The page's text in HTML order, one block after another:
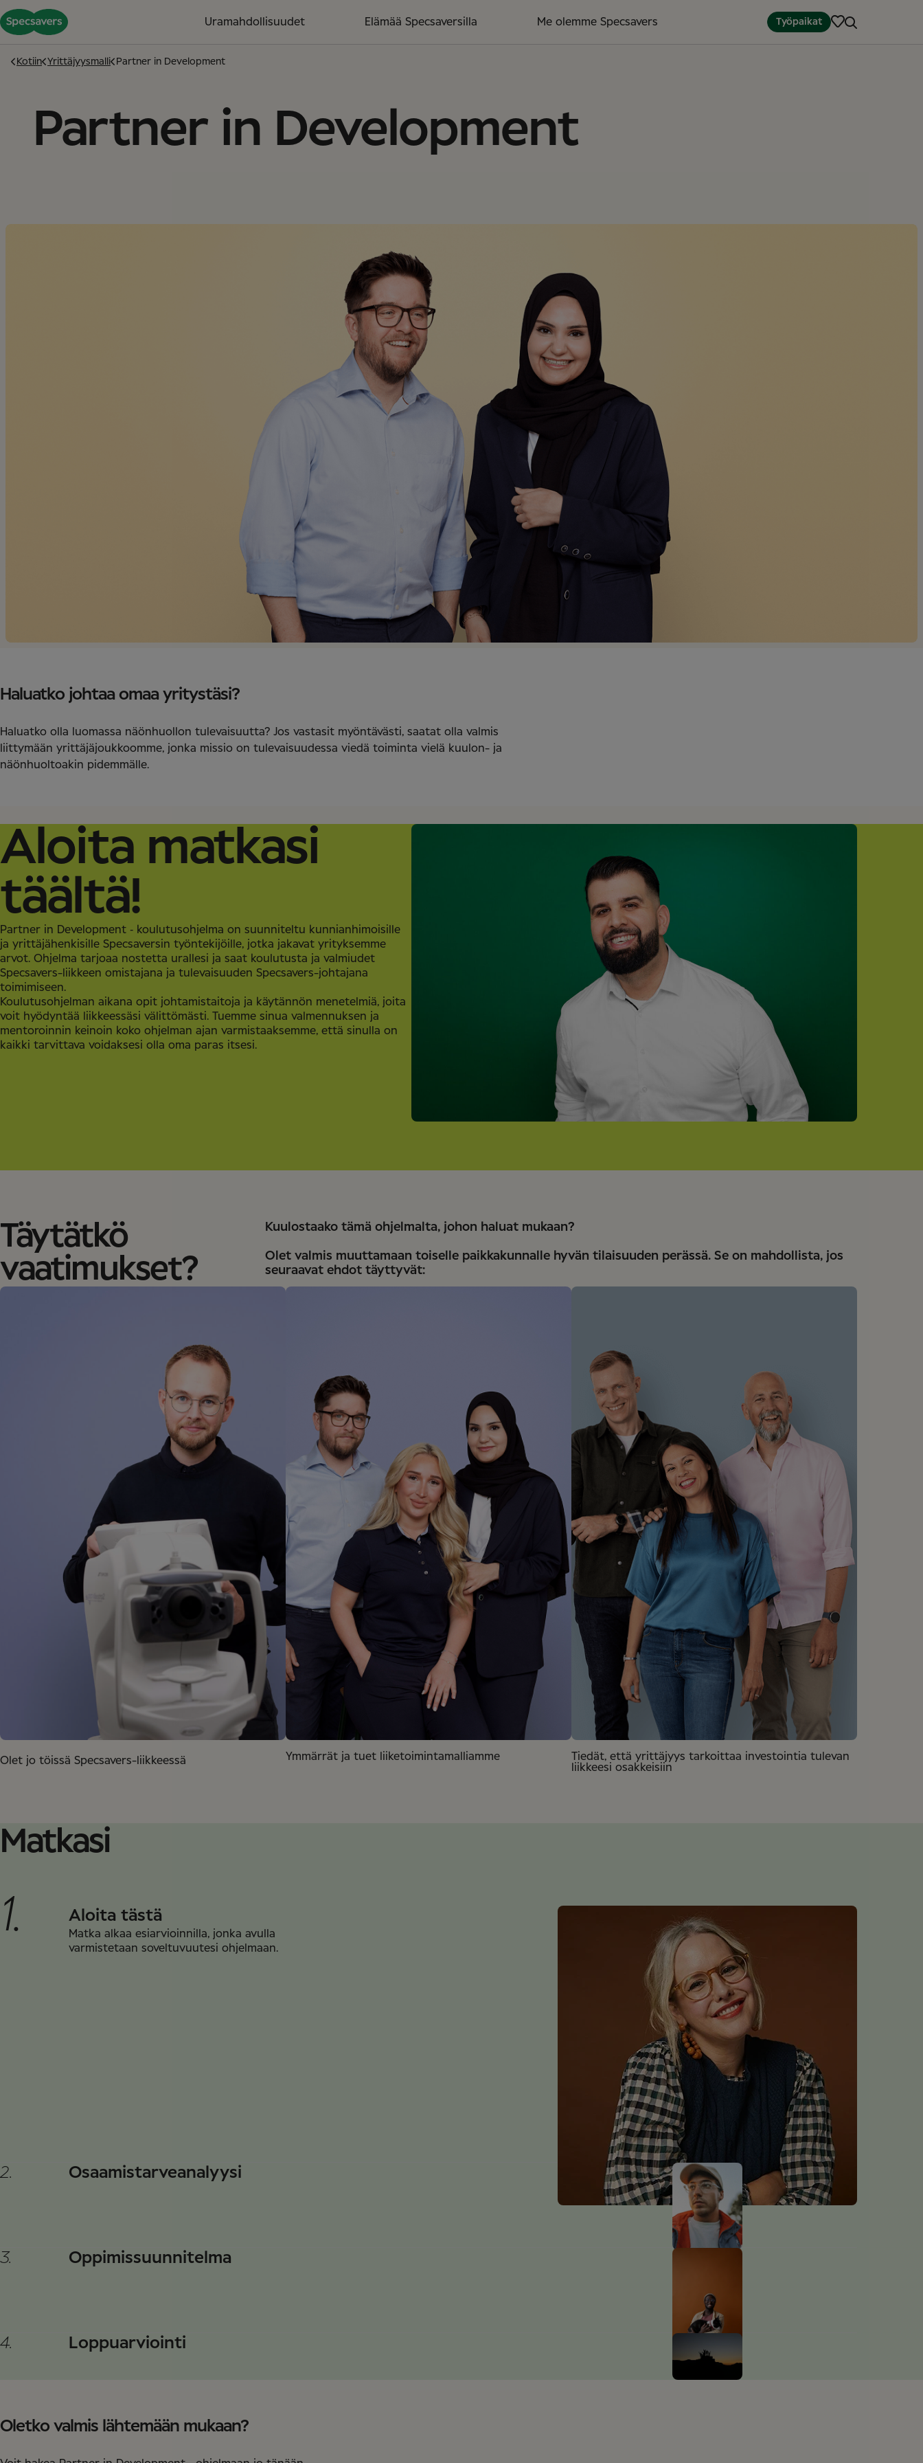
Uramahdollisuudet Elämää Specsaversilla Me olemme Specsavers Työpaikat
Kotiin Yrittäjyysmalli Partner in Development
Partner in Development
Haluatko johtaa omaa yritystäsi?
Haluatko olla luomassa näönhuollon tulevaisuutta? Jos vastasit myöntävästi, saatat olla valmis
liittymään yrittäjäjoukkoomme, jonka missio on tulevaisuudessa viedä toiminta vielä kuulon- ja
näönhuoltoakin pidemmälle.
Aloita matkasi
täältä!
Partner in Development ‑ koulutusohjelma on suunniteltu kunnianhimoisille
ja yrittäjähenkisille Specsaversin työntekijöille, jotka jakavat yrityksemme
arvot. Ohjelma tarjoaa nostetta urallesi ja saat koulutusta ja valmiudet
Specsavers-liikkeen omistajana ja tulevaisuuden Specsavers-johtajana
toimimiseen.
Koulutusohjelman aikana opit johtamistaitoja ja käytännön menetelmiä, joita
voit hyödyntää liikkeessäsi välittömästi. Tuemme sinua valmennuksen ja
mentoroinnin keinoin koko ohjelman ajan varmistaaksemme, että sinulla on
kaikki tarvittava voidaksesi olla oma paras itsesi.
Täytätkö
vaatimukset?
Kuulostaako tämä ohjelmalta, johon haluat mukaan?
Olet valmis muuttamaan toiselle paikkakunnalle hyvän tilaisuuden perässä. Se on mahdollista, jos
seuraavat ehdot täyttyvät:
Olet jo töissä Specsavers-liikkeessä Ymmärrät ja tuet liiketoimintamalliamme
Tiedät, että yrittäjyys tarkoittaa investointia tulevan
liikkeesi osakkeisiin
Matkasi
1. Aloita tästä
Matka alkaa esiarvioinnilla, jonka avulla
varmistetaan soveltuvuutesi ohjelmaan.
2. Osaamistarveanalyysi
3. Oppimissuunnitelma
4. Loppuarviointi
Oletko valmis lähtemään mukaan?